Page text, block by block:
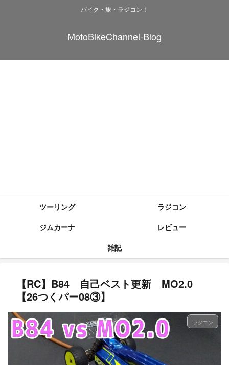
バイク・旅・ラジコン！
MotoBikeChannel-Blog
ツーリング
ラジコン
ジムカーナ
レビュー
雑記
【RC】B84 自己ベスト更新 MO2.0
【26つくパー08③】
ラジコン